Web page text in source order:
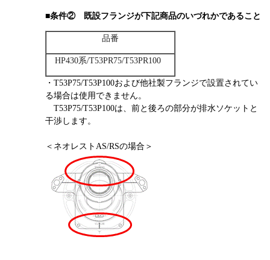
■条件② 既設フランジが下記商品のいづれかであること
品番
HP430系/T53PR75/T53PR100
・T53P75/T53P100および他社製フランジで設置されてい
る場合は使用 できません。
T53P75/T53P100は、 前と後ろの部分が排水ソケットと
干渉します。
＜ネオレストAS/RSの場合＞